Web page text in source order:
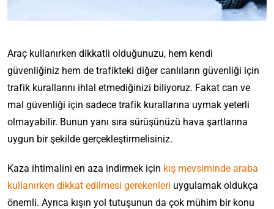
Araç kullanırken dikkatli olduğunuzu, hem kendi
güvenliğiniz hem de trafikteki diğer canlıların güvenliği için
trafik kurallarını ihlal etmediğinizi biliyoruz. Fakat can ve
mal güvenliği için sadece trafik kurallarına uymak yeterli
olmayabilir. Bunun yanı sıra sürüşünüzü hava şartlarına
uygun bir şekilde gerçekleştirmelisiniz.
Kaza ihtimalini en aza indirmek için kış mevsiminde araba
kullanırken dikkat edilmesi gerekenleri uygulamak oldukça
önemli. Ayrıca kışın yol tutuşunun da çok mühim bir konu